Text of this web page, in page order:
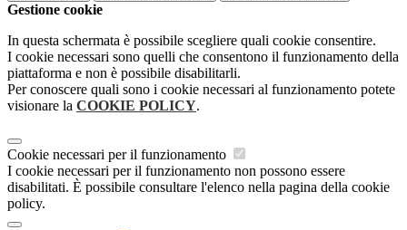
Gestione cookie
In questa schermata è possibile scegliere quali cookie consentire.
I cookie necessari sono quelli che consentono il funzionamento della
piattaforma e non è possibile disabilitarli.
Per conoscere quali sono i cookie necessari al funzionamento potete
visionare la COOKIE POLICY.
Cookie necessari per il funzionamento
I cookie necessari per il funzionamento non possono essere
disabilitati. È possibile consultare l'elenco nella pagina della cookie
policy.